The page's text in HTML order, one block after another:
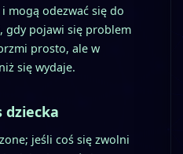
mogą odezwać się do
gdy pojawi się problem
prosto, ale w
się wydaje.
dziecka
jeśli coś się zwolni